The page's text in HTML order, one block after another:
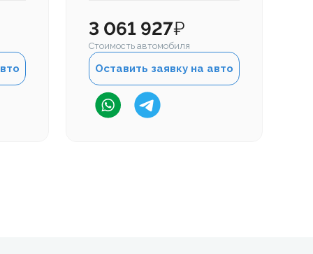
3 061 927₽
Стоимость автомобиля
Оставить заявку на авто